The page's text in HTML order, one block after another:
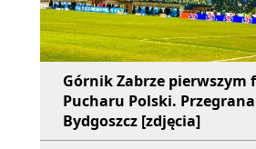
Górnik Zabrze pierwszym
Pucharu Polski.
Bydgoszcz [zdjęcia]